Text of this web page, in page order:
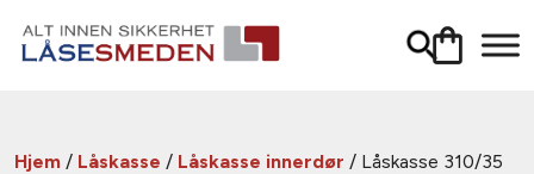
Hjem / Låskasse / Låskasse innerdør / Låskasse 310/35